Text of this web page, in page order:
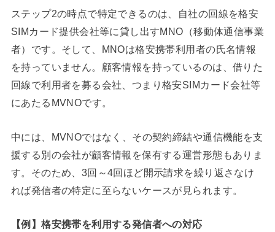
ステップ2の時点で特定できるのは、自社の回線を格安
SIMカード提供会社等に貸し出すMNO（移動体通信事業
者）です。そして、MNOは格安携帯利用者の氏名情報
を持っていません。顧客情報を持っているのは、借りた
回線で利用者を募る会社、つまり格安SIMカード会社等
にあたるMVNOです。
中には、MVNOではなく、その契約締結や通信機能を支
援する別の会社が顧客情報を保有する運営形態もありま
す。そのため、3回～4回ほど開示請求を繰り返さなけ
れば発信者の特定に至らないケースが見られます。
【例】格安携帯を利用する発信者への対応